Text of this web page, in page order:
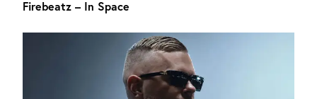
Firebeatz – In Space